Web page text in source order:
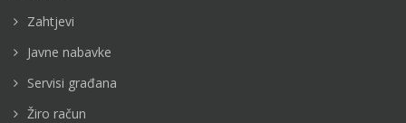
Zahtjevi
Javne nabavke
Servisi građana
Žiro račun